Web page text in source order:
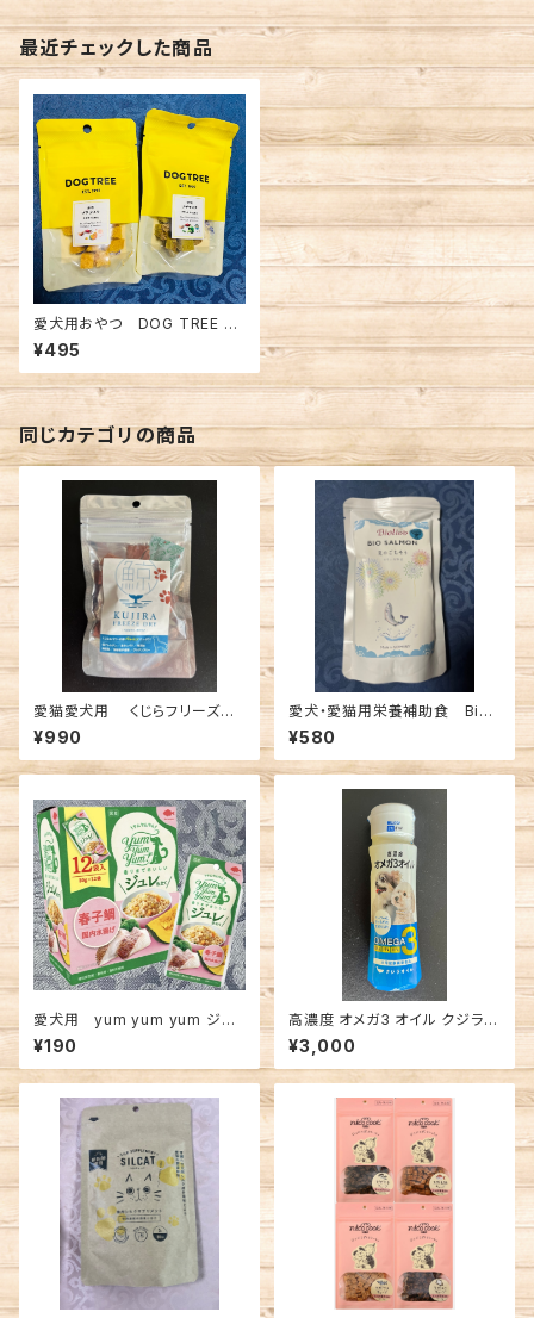
最近チェックした商品
愛犬用おやつ DOG TREE 米
粉プチラスク
¥495
同じカテゴリの商品
愛猫愛犬用 くじらフリーズド
ライ バレニン
¥990
愛犬・愛猫用栄養補助食 Bioli
ob 2027年夏 ディッシュ シリー
ズ
¥580
愛犬用 yum yum yum ジュ
レ仕立て 数量期間限定 春子
鯛
¥190
高濃度 オメガ3 オイル クジラオ
イル100g
¥3,000